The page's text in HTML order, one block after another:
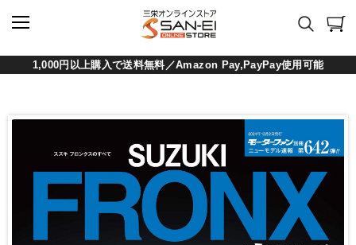
1,000円以上購入で送料無料／Amazon Pay,PayPay使用可能